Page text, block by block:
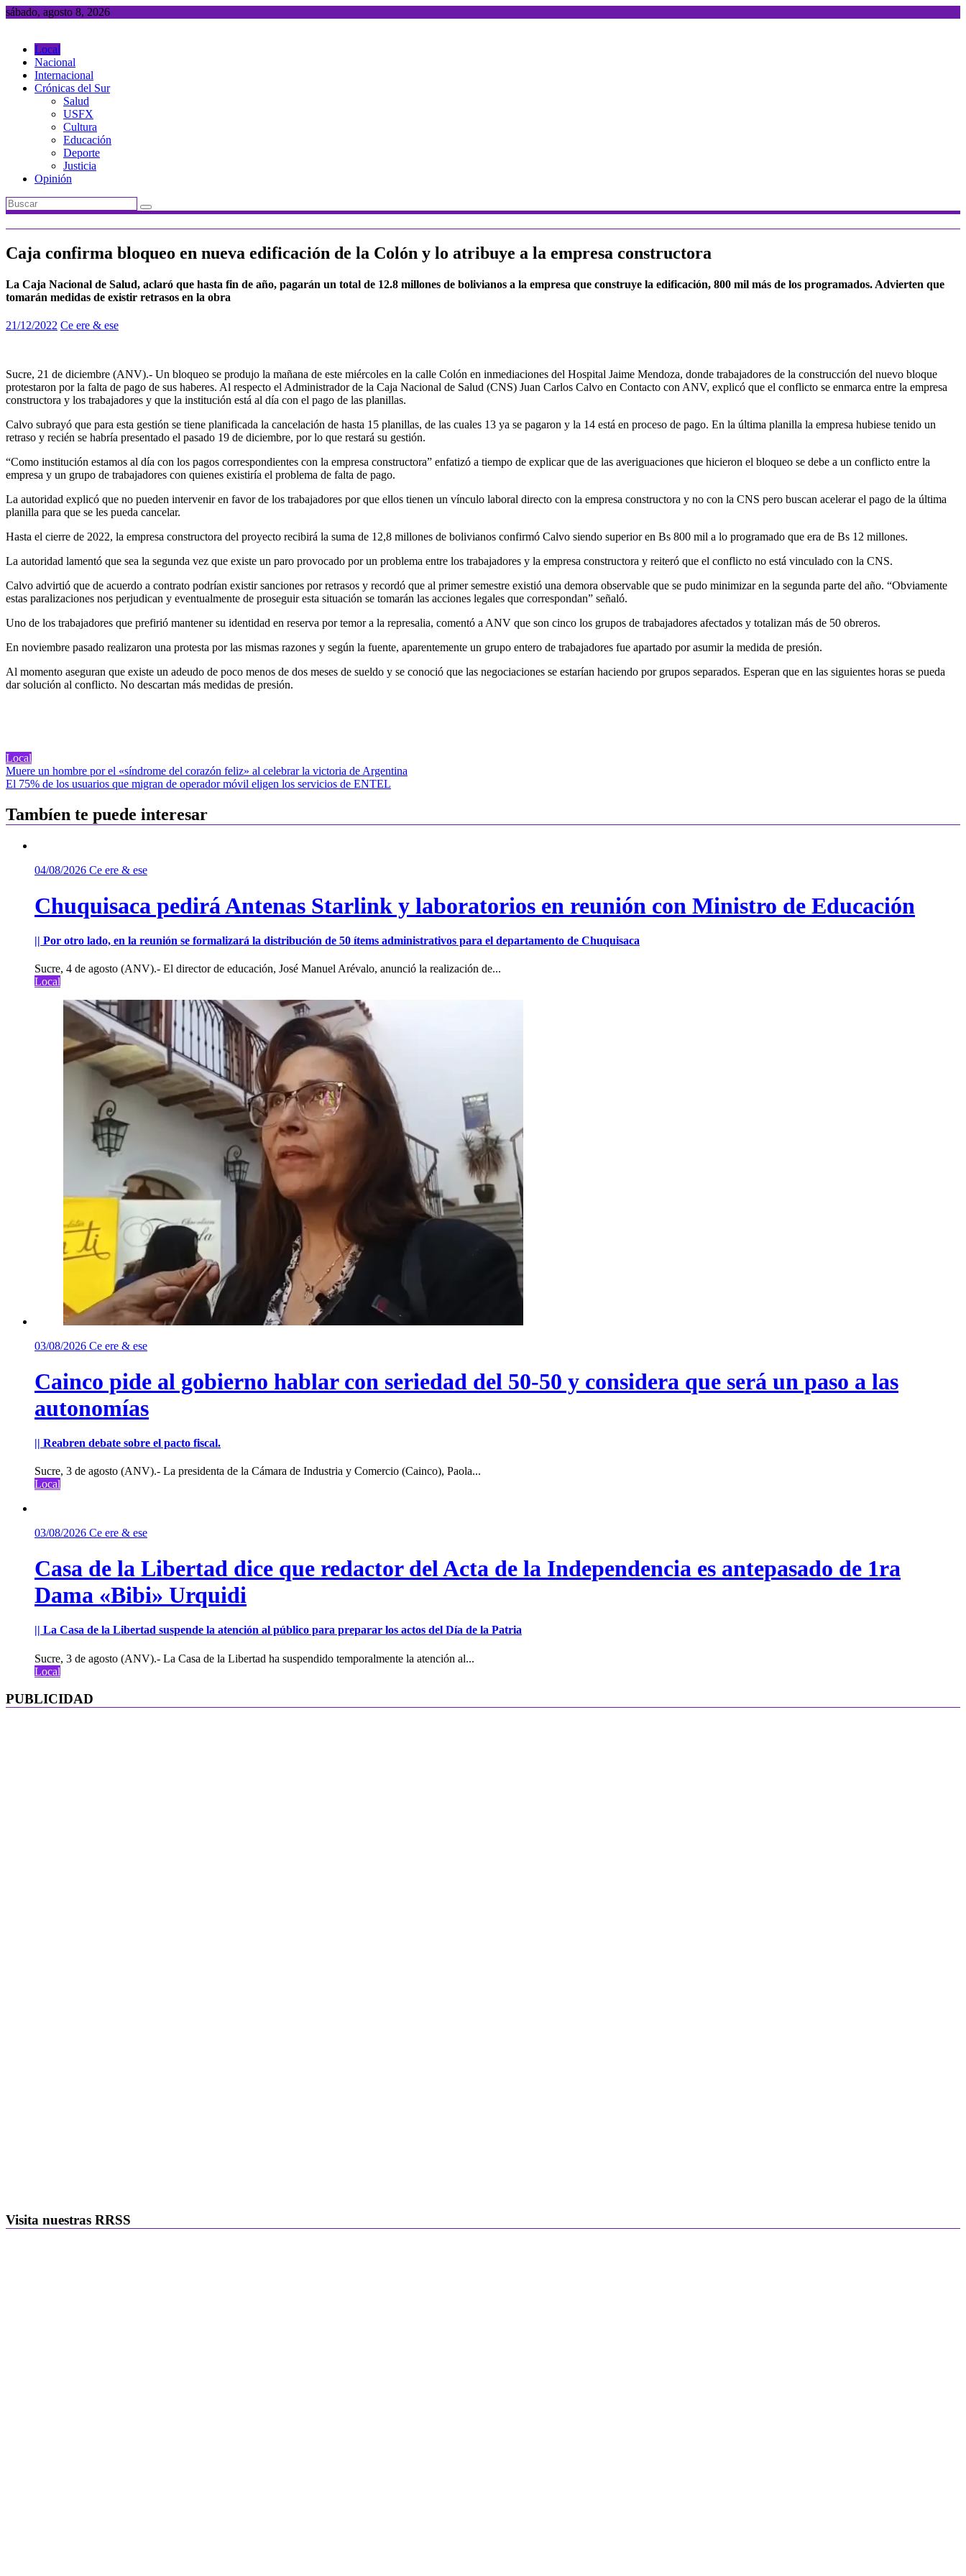
Saltar
sábado, agosto 8, 2026
Local
Nacional
Internacional
Crónicas del Sur
Salud
USFX
Cultura
Educación
Deporte
Justicia
Opinión
Caja confirma bloqueo en nueva edificación de la Colón y lo atribuye a la empresa constructora
La Caja Nacional de Salud, aclaró que hasta fin de año, pagarán un total de 12.8 millones de bolivianos a la empresa que construye la edificación, 800 mil más de los programados. Advierten que
tomarán medidas de existir retrasos en la obra
21/12/2022 Ce ere & ese
Sucre, 21 de diciembre (ANV).- Un bloqueo se produjo la mañana de este miércoles en la calle Colón en inmediaciones del Hospital Jaime Mendoza, donde trabajadores de la construcción del nuevo bloque
protestaron por la falta de pago de sus haberes. Al respecto el Administrador de la Caja Nacional de Salud (CNS) Juan Carlos Calvo en Contacto con ANV, explicó que el conflicto se enmarca entre la empresa
constructora y los trabajadores y que la institución está al día con el pago de las planillas.
Calvo subrayó que para esta gestión se tiene planificada la cancelación de hasta 15 planillas, de las cuales 13 ya se pagaron y la 14 está en proceso de pago. En la última planilla la empresa hubiese tenido un
retraso y recién se habría presentado el pasado 19 de diciembre, por lo que restará su gestión.
“Como institución estamos al día con los pagos correspondientes con la empresa constructora” enfatizó a tiempo de explicar que de las averiguaciones que hicieron el bloqueo se debe a un conflicto entre la
empresa y un grupo de trabajadores con quienes existiría el problema de falta de pago.
La autoridad explicó que no pueden intervenir en favor de los trabajadores por que ellos tienen un vínculo laboral directo con la empresa constructora y no con la CNS pero buscan acelerar el pago de la última
planilla para que se les pueda cancelar.
Hasta el cierre de 2022, la empresa constructora del proyecto recibirá la suma de 12,8 millones de bolivianos confirmó Calvo siendo superior en Bs 800 mil a lo programado que era de Bs 12 millones.
La autoridad lamentó que sea la segunda vez que existe un paro provocado por un problema entre los trabajadores y la empresa constructora y reiteró que el conflicto no está vinculado con la CNS.
Calvo advirtió que de acuerdo a contrato podrían existir sanciones por retrasos y recordó que al primer semestre existió una demora observable que se pudo minimizar en la segunda parte del año. “Obviamente
estas paralizaciones nos perjudican y eventualmente de proseguir esta situación se tomarán las acciones legales que correspondan” señaló.
Uno de los trabajadores que prefirió mantener su identidad en reserva por temor a la represalia, comentó a ANV que son cinco los grupos de trabajadores afectados y totalizan más de 50 obreros.
En noviembre pasado realizaron una protesta por las mismas razones y según la fuente, aparentemente un grupo entero de trabajadores fue apartado por asumir la medida de presión.
Al momento aseguran que existe un adeudo de poco menos de dos meses de sueldo y se conoció que las negociaciones se estarían haciendo por grupos separados. Esperan que en las siguientes horas se pueda
dar solución al conflicto. No descartan más medidas de presión.
Local
Navegación
de
entradas
Muere un hombre por el «síndrome del corazón feliz» al celebrar la victoria de Argentina
El 75% de los usuarios que migran de operador móvil eligen los servicios de ENTEL
Tambíen te puede interesar
04/08/2026 Ce ere & ese
Chuquisaca pedirá Antenas Starlink y laboratorios en reunión con Ministro de Educación
|| Por otro lado, en la reunión se formalizará la distribución de 50 ítems administrativos para el departamento de Chuquisaca
Sucre, 4 de agosto (ANV).- El director de educación, José Manuel Arévalo, anunció la realización de...
Local
03/08/2026 Ce ere & ese
Cainco pide al gobierno hablar con seriedad del 50-50 y considera que será un paso a las
autonomías
|| Reabren debate sobre el pacto fiscal.
Sucre, 3 de agosto (ANV).- La presidenta de la Cámara de Industria y Comercio (Cainco), Paola...
Local
03/08/2026 Ce ere & ese
Casa de la Libertad dice que redactor del Acta de la Independencia es antepasado de 1ra
Dama «Bibi» Urquidi
|| La Casa de la Libertad suspende la atención al público para preparar los actos del Día de la Patria
Sucre, 3 de agosto (ANV).- La Casa de la Libertad ha suspendido temporalmente la atención al...
Local
PUBLICIDAD
Visita nuestras RRSS